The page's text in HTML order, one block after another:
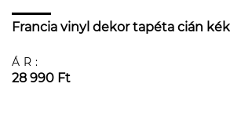
Francia vinyl dekor tapéta cián
ÁR:
28 990 Ft